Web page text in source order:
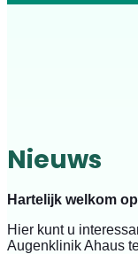
Nieuws
Hartelijk welkom
Hier kunt u
Augenklinik Ahaus